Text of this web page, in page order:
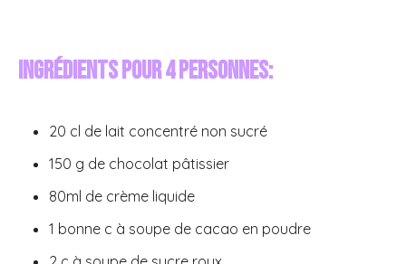
Ingrédients pour 4 personnes:
20 cl de lait concentré non sucré
150 g de chocolat pâtissier
80ml de crème liquide
1 bonne c à soupe de cacao en poudre